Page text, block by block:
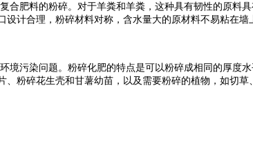
合肥料的粉碎。对于羊粪和羊粪，这种具有韧性的原
计合理，粉碎材料对称，含水量大的原材料不易粘在墙
境污染问题。粉碎化肥的特点是可以粉碎成相同的厚度
粉碎花生壳和甘薯幼苗，以及需要粉碎的植物，如切